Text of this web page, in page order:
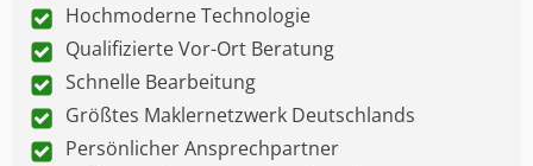
Hochmoderne Technologie
Qualifizierte Vor-Ort Beratung
Schnelle Bearbeitung
Größtes Maklernetzwerk Deutschlands
Persönlicher Ansprechpartner